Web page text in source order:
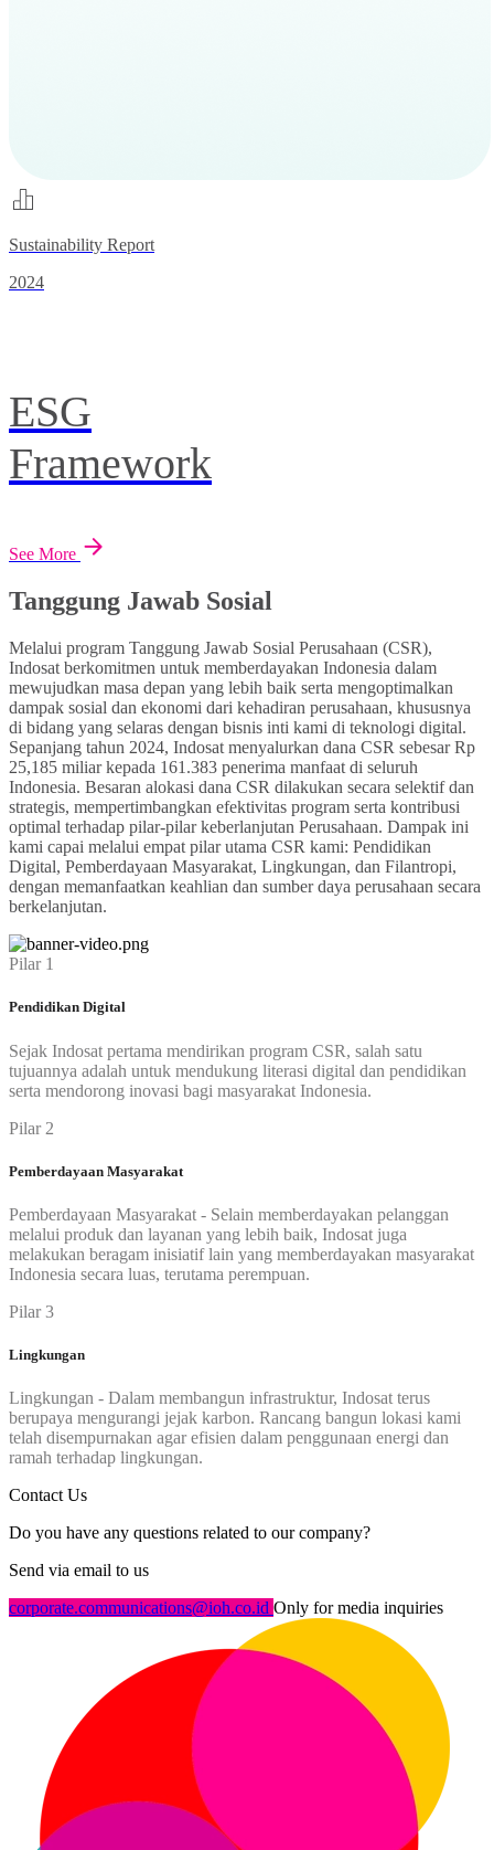
Sustainability Report
2024
ESG
Framework
See More
Tanggung Jawab Sosial
Melalui program Tanggung Jawab Sosial Perusahaan (CSR),
Indosat berkomitmen untuk memberdayakan Indonesia dalam
mewujudkan masa depan yang lebih baik serta mengoptimalkan
dampak sosial dan ekonomi dari kehadiran perusahaan, khususnya
di bidang yang selaras dengan bisnis inti kami di teknologi digital.
Sepanjang tahun 2024, Indosat menyalurkan dana CSR sebesar Rp
25,185 miliar kepada 161.383 penerima manfaat di seluruh
Indonesia. Besaran alokasi dana CSR dilakukan secara selektif dan
strategis, mempertimbangkan efektivitas program serta kontribusi
optimal terhadap pilar-pilar keberlanjutan Perusahaan. Dampak ini
kami capai melalui empat pilar utama CSR kami: Pendidikan
Digital, Pemberdayaan Masyarakat, Lingkungan, dan Filantropi,
dengan memanfaatkan keahlian dan sumber daya perusahaan secara
berkelanjutan.
Pilar 1
Pendidikan Digital
Sejak Indosat pertama mendirikan program CSR, salah satu
tujuannya adalah untuk mendukung literasi digital dan pendidikan
serta mendorong inovasi bagi masyarakat Indonesia.
Pilar 2
Pemberdayaan Masyarakat
Pemberdayaan Masyarakat - Selain memberdayakan pelanggan
melalui produk dan layanan yang lebih baik, Indosat juga
melakukan beragam inisiatif lain yang memberdayakan masyarakat
Indonesia secara luas, terutama perempuan.
Pilar 3
Lingkungan
Lingkungan - Dalam membangun infrastruktur, Indosat terus
berupaya mengurangi jejak karbon. Rancang bangun lokasi kami
telah disempurnakan agar efisien dalam penggunaan energi dan
ramah terhadap lingkungan.
Contact Us
Do you have any questions related to our company?
Send via email to us
corporate.communications@ioh.co.id Only for media inquiries